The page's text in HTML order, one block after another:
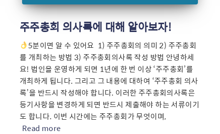
주주총회 의사록에 대해 알아보자!
5분이면 알 수 있어요 ​ 1) 주주총회의 의미 2) 주주총회
를 개최하는 방법 3) 주주총회의사록 작성 방법 안녕하세
요! 법인을 운영하게 되면 1년에 한 번 이상 ‘주주총회’를
개최하게 됩니다. 그리고 그 내용에 대하여 ‘주주총회 의사
록’을 반드시 작성해야 합니다. 이러한 주주총회의사록은
등기사항을 변경하게 되면 반드시 제출해야 하는 서류이기
도 합니다. 이번 시간에는 주주총회가 무엇이며,
Read more